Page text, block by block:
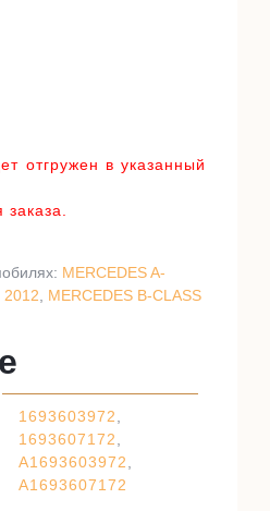
отгружен в указанный
MERCEDES A-
2012
MERCEDES B-CLASS
1693603972
1693607172
A1693603972
A1693607172